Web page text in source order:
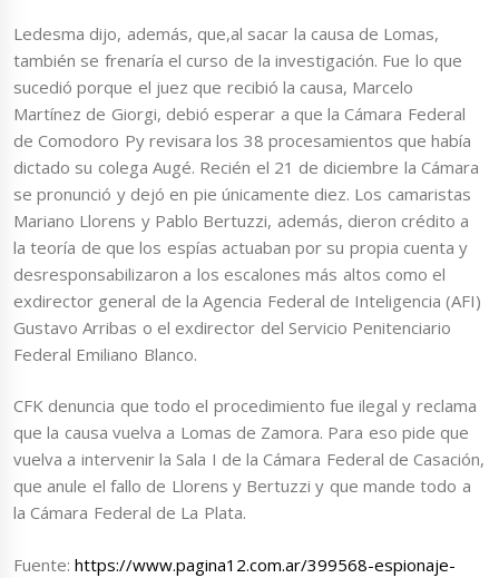
Ledesma dijo, además, que,al sacar la causa de Lomas,
también se frenaría el curso de la investigación. Fue lo que
sucedió porque el juez que recibió la causa, Marcelo
Martínez de Giorgi, debió esperar a que la Cámara Federal
de Comodoro Py revisara los 38 procesamientos que había
dictado su colega Augé. Recién el 21 de diciembre la Cámara
se pronunció y dejó en pie únicamente diez. Los camaristas
Mariano Llorens y Pablo Bertuzzi, además, dieron crédito a
la teoría de que los espías actuaban por su propia cuenta y
desresponsabilizaron a los escalones más altos como el
exdirector general de la Agencia Federal de Inteligencia (AFI)
Gustavo Arribas o el exdirector del Servicio Penitenciario
Federal Emiliano Blanco.
CFK denuncia que todo el procedimiento fue ilegal y reclama
que la causa vuelva a Lomas de Zamora. Para eso pide que
vuelva a intervenir la Sala I de la Cámara Federal de Casación,
que anule el fallo de Llorens y Bertuzzi y que mande todo a
la Cámara Federal de La Plata.
Fuente:https://www.pagina12.com.ar/399568-espionaje-